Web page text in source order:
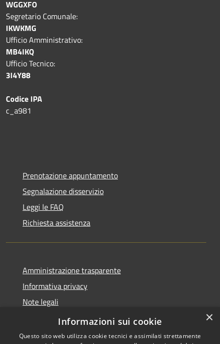
WGGXFO
Segretario Comunale:
IKWKMG
Ufficio Amministrativo:
MB4IKQ
Ufficio Tecnico:
3I4Y88
Codice IPA
c_a981
Prenotazione appuntamento
Segnalazione disservizio
Leggi le FAQ
Richiesta assistenza
Amministrazione trasparente
Informativa privacy
Note legali
Dichiarazione di accessibilità
×
Informazioni sui cookie
Questo sito web utilizza cookie tecnici e assimilati strettamente